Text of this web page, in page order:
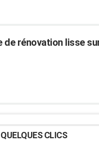
de rénovation lisse
CLICS